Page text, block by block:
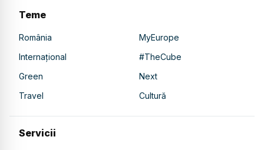
Teme
România
MyEurope
Internațional
#TheCube
Green
Next
Travel
Cultură
Servicii